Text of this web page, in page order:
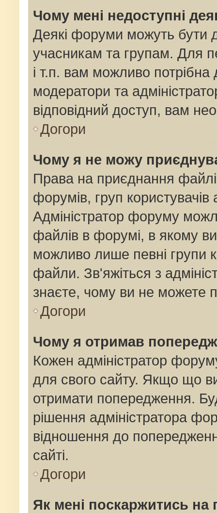
Чому мені недоступні
Деякі форуми можуть бути
учасникам та групам. Для
і т.п. вам можливо
модератори та
відповідний доступ, вам
Догори
Чому я не можу
Права на приєднання
форумів, груп
Адміністратор форуму
файлів в форумі, в якому
можливо лише певні групи
файли. Зв'яжіться з
знаєте, чому ви не можете
Догори
Чому я отримав
Кожен адміністратор
для свого сайту. Якщо що
отримати попередження.
рішення адміністратора
відношення до
сайті.
Догори
Як мені поскаржитись